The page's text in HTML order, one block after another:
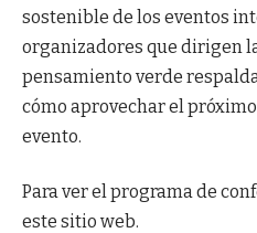
sostenible de los eventos
organizadores que dirigen
pensamiento verde
cómo aprovechar el
evento.
Para ver el programa de
este sitio web.